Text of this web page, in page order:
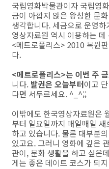
국립영화박물관이자 국립영
금이 아깝지 않은 왕성한 문
생각합니다. 세금으로 운영
영상자료원 역시 이용하는
<메트로폴리스> 2010 복원
다.
<메트로폴리스>는 이번 주
니다. 발권은 오늘부터이고
다면 서두르세요. ^_^;;
이밖에도 한국영상자료원은
부터 일요일까지 매일매일
하고 있습니다. 물론 대부분
있고요. 그러니 영화에 깊은
관이, 문화 생활을 하고 싶은
게는 좋은 데이트 코스가 되